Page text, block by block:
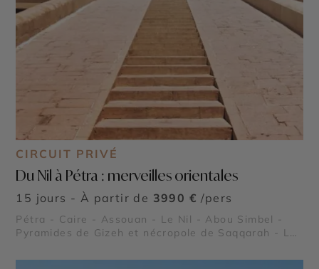
CIRCUIT PRIVÉ
Du Nil à Pétra : merveilles orientales
15 jours - À partir de 3990 € /pers
Pétra - Caire - Assouan - Le Nil - Abou Simbel -
Pyramides de Gizeh et nécropole de Saqqarah - Lac
égyptiens